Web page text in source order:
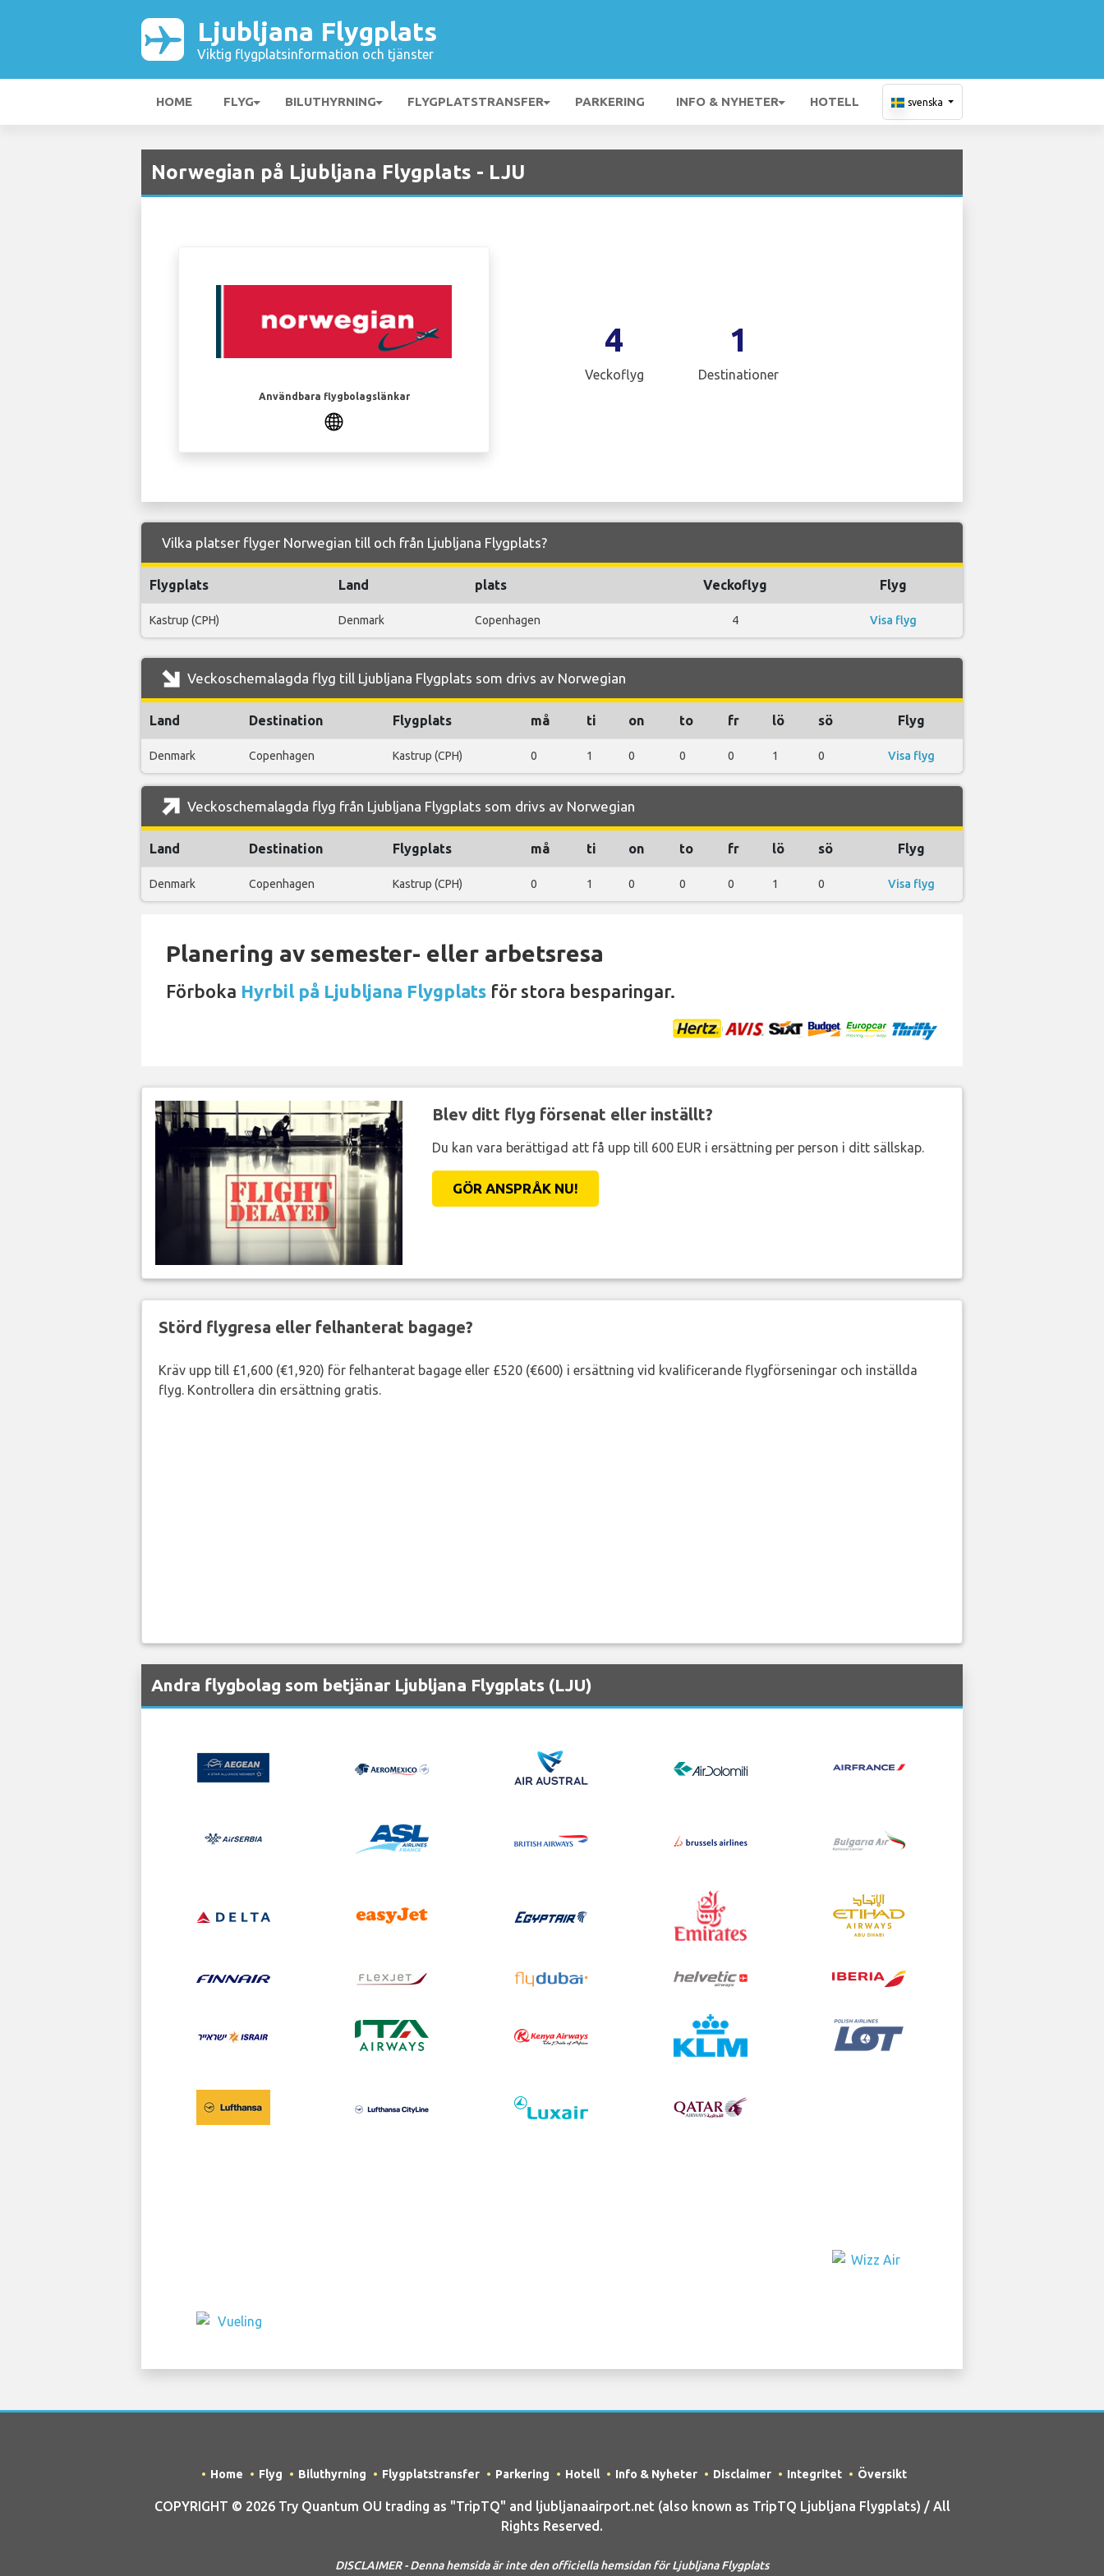
Ljubljana Flygplats
Viktig flygplatsinformation och tjänster
HOME FLYG BILUTHYRNING FLYGPLATSTRANSFER PARKERING INFO & NYHETER HOTELL svenska
Norwegian på Ljubljana Flygplats - LJU
Användbara flygbolagslänkar
4
Veckoflyg
1
Destinationer
Vilka platser flyger Norwegian till och från Ljubljana Flygplats?
Flygplats Land plats Veckoflyg Flyg
Kastrup (CPH) Denmark Copenhagen 4 Visa flyg
Veckoschemalagda flyg till Ljubljana Flygplats som drivs av Norwegian
Land Destination Flygplats må ti on to fr lö sö Flyg
Denmark Copenhagen Kastrup (CPH) 0 1 0 0 0 1 0 Visa flyg
Veckoschemalagda flyg från Ljubljana Flygplats som drivs av Norwegian
Land Destination Flygplats må ti on to fr lö sö Flyg
Denmark Copenhagen Kastrup (CPH) 0 1 0 0 0 1 0 Visa flyg
Planering av semester- eller arbetsresa
Förboka Hyrbil på Ljubljana Flygplats för stora besparingar.
Blev ditt flyg försenat eller inställt?
Du kan vara berättigad att få upp till 600 EUR i ersättning per person i ditt sällskap.
GÖR ANSPRÅK NU!
Störd flygresa eller felhanterat bagage?
Kräv upp till £1,600 (€1,920) för felhanterat bagage eller £520 (€600) i ersättning vid kvalificerande flygförseningar och inställda
flyg. Kontrollera din ersättning gratis.
Andra flygbolag som betjänar Ljubljana Flygplats (LJU)
Home Flyg Biluthyrning Flygplatstransfer Parkering Hotell Info & Nyheter Disclaimer Integritet Översikt
COPYRIGHT © 2026 Try Quantum OU trading as "TripTQ" and ljubljanaairport.net (also known as TripTQ Ljubljana Flygplats) / All
Rights Reserved.
DISCLAIMER - Denna hemsida är inte den officiella hemsidan för Ljubljana Flygplats